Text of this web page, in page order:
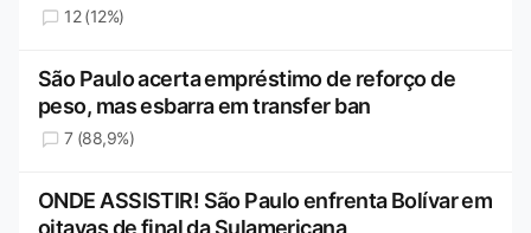
12 (12%)
São Paulo acerta empréstimo de reforço de
peso, mas esbarra em transfer ban
7 (88,9%)
ONDE ASSISTIR! São Paulo enfrenta Bolívar em
oitavas de final da Sulamericana